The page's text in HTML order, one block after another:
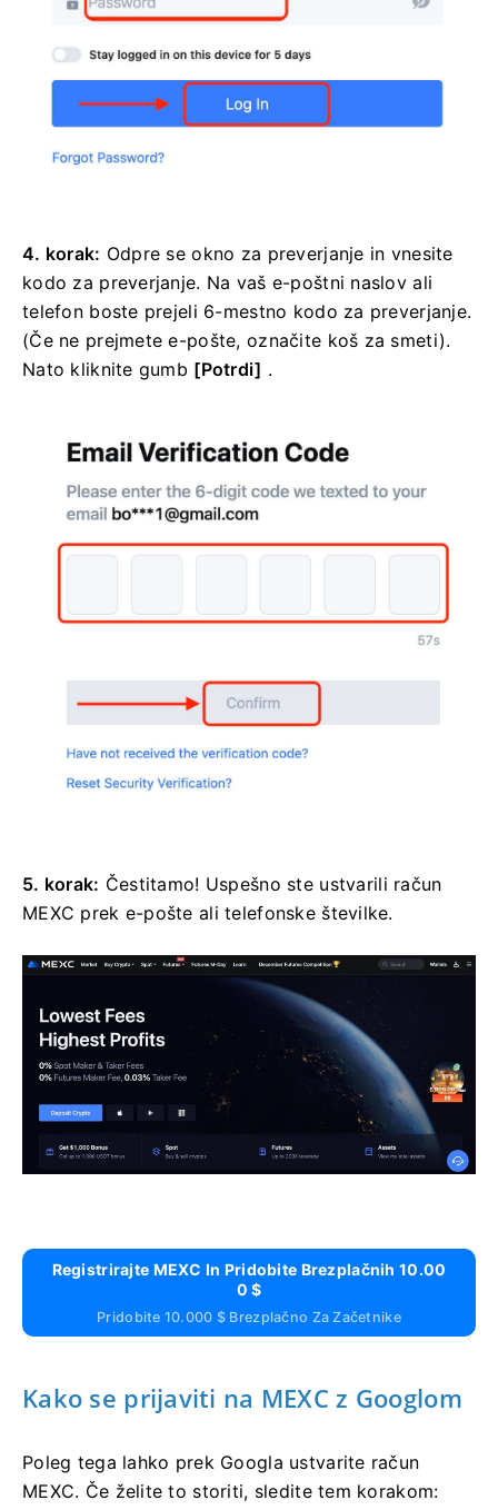
4. korak: Odpre se okno za preverjanje in vnesite
kodo za preverjanje. Na vaš e-poštni naslov ali
telefon boste prejeli 6-mestno kodo za preverjanje.
(Če ne prejmete e-pošte, označite koš za smeti).
Nato kliknite gumb [Potrdi] .
5. korak: Čestitamo! Uspešno ste ustvarili račun
MEXC prek e-pošte ali telefonske številke.
Registrirajte MEXC In Pridobite Brezplačnih 10.00
0 $
Pridobite 10.000 $ Brezplačno Za Začetnike
Kako se prijaviti na MEXC z Googlom
Poleg tega lahko prek Googla ustvarite račun
MEXC. Če želite to storiti, sledite tem korakom: